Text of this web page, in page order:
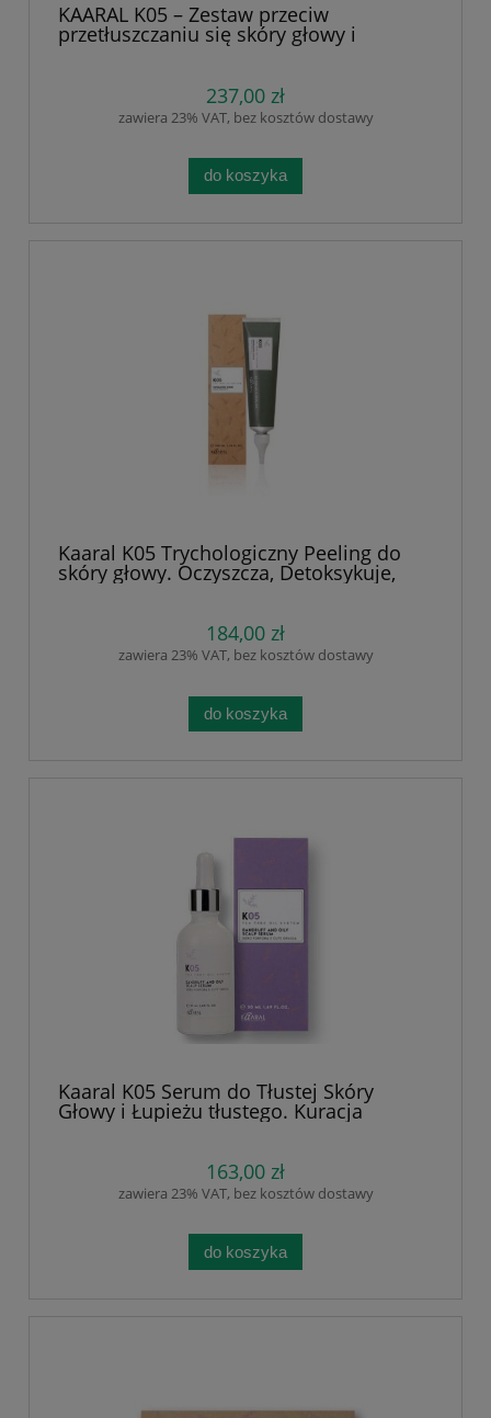
KAARAL K05 – Zestaw przeciw
przetłuszczaniu się skóry głowy i
łupieżowi tłustemu (Szampon 250 ml +
oczyszczenie i odświeżenie | Olejek z
drzewa herbacianego, Pokrzywa,
silikonów i parabenów
237,00 zł
zawiera 23% VAT, bez kosztów dostawy
do koszyka
Kaaral K05 Trychologiczny Peeling do
skóry głowy. Oczyszcza, Detoksykuje,
Poprawia Wzrost Włosów – Z pyłem z
184,00 zł
zawiera 23% VAT, bez kosztów dostawy
do koszyka
Kaaral K05 Serum do Tłustej Skóry
Głowy i Łupieżu tłustego. Kuracja
Normalizująca na Przetłuszczającą Się
Naturalne: Drzewo Herbaciane,
Wierzbówka, Pokrzywa 50 ml
163,00 zł
zawiera 23% VAT, bez kosztów dostawy
do koszyka